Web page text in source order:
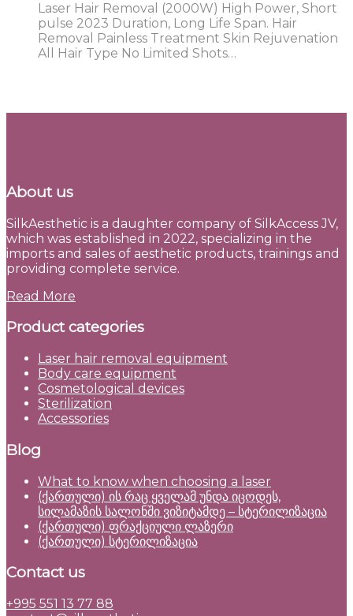
Laser Hair Removal (2000W) High Power, Short
pulse 2023 Duration, Long Life Span. Hair
Removal Painless Treatment Skin Rejuvenation
All Hair Type No Limited Shots…
About us
SilkAesthetic is a daughter company of SilkAccess JV,
which was established in 2022, specializing in the
imports and sales of aesthetic products, trainings and
providing complete service.
Read More
Product categories
Laser hair removal equipment
Body care equipment
Cosmetological devices
Sterilization
Accessories
Blog
What to know when choosing a laser
(ქართული) ის რაც ყველამ უნდა იცოდეს,
სილამაზის სალონში ვიზიტამდე – სტერილიზაცია
(ქართული) ფრაქციული ლაზერი
(ქართული) სტერილიზაცია
Contact us
+995 551 13 77 88